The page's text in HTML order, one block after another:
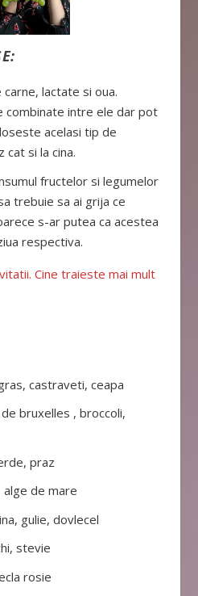
lactate si oua.
combinate intre ele dar pot
acelasi tip de
si la cina.
fructelor si legumelor
trebuie sa ai grija ce
s-ar putea ca acestea
respectiva.
Cine traieste mai mult
castraveti, ceapa
bruxelles , broccoli,
praz
alge de mare
gulie, dovlecel
stevie
rosie